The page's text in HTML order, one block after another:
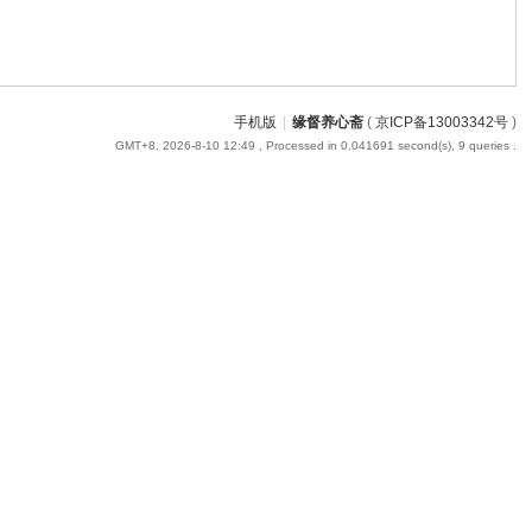
手机版 缘督养心斋( 京ICP备13003342号)
GMT+8, 2026-8-10 12:49 , Processed in 0.041691 second(s), 9 queries .